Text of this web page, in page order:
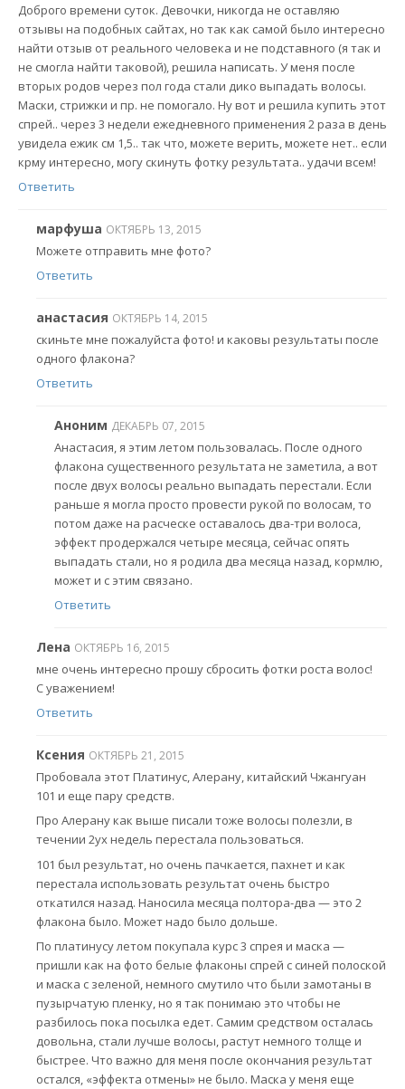
Доброго времени суток. Девочки, никогда не оставляю
отзывы на подобных сайтах, но так как самой было интересно
найти отзыв от реального человека и не подставного (я так и
не смогла найти таковой), решила написать. У меня после
вторых родов через пол года стали дико выпадать волосы.
Маски, стрижки и пр. не помогало. Ну вот и решила купить этот
спрей.. через 3 недели ежедневного применения 2 раза в день
увидела ежик см 1,5.. так что, можете верить, можете нет.. если
крму интересно, могу скинуть фотку результата.. удачи всем!
Ответить
марфуша ОКТЯБРЬ 13, 2015
Можете отправить мне фото?
Ответить
анастасия ОКТЯБРЬ 14, 2015
скиньте мне пожалуйста фото! и каковы результаты после
одного флакона?
Ответить
Аноним ДЕКАБРЬ 07, 2015
Анастасия, я этим летом пользовалась. После одного
флакона существенного результата не заметила, а вот
после двух волосы реально выпадать перестали. Если
раньше я могла просто провести рукой по волосам, то
потом даже на расческе оставалось два-три волоса,
эффект продержался четыре месяца, сейчас опять
выпадать стали, но я родила два месяца назад, кормлю,
может и с этим связано.
Ответить
Лена ОКТЯБРЬ 16, 2015
мне очень интересно прошу сбросить фотки роста волос!
С уважением!
Ответить
Ксения ОКТЯБРЬ 21, 2015
Пробовала этот Платинус, Алерану, китайский Чжангуан
101 и еще пару средств.
Про Алерану как выше писали тоже волосы полезли, в
течении 2ух недель перестала пользоваться.
101 был результат, но очень пачкается, пахнет и как
перестала использовать результат очень быстро
откатился назад. Наносила месяца полтора-два — это 2
флакона было. Может надо было дольше.
По платинусу летом покупала курс 3 спрея и маска —
пришли как на фото белые флаконы спрей с синей полоской
и маска с зеленой, немного смутило что были замотаны в
пузырчатую пленку, но я так понимаю это чтобы не
разбилось пока посылка едет. Самим средством осталась
довольна, стали лучше волосы, растут немного толще и
быстрее. Что важно для меня после окончания результат
остался, «эффекта отмены» не было. Маска у меня еще